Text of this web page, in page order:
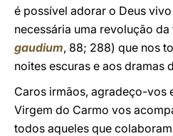
é possível adorar o Deus
necessária uma revolução
gaudium, 88; 288) que nos
noites escuras e aos dramas
Caros irmãos, agradeço-vos
Virgem do Carmo vos
todos aqueles que